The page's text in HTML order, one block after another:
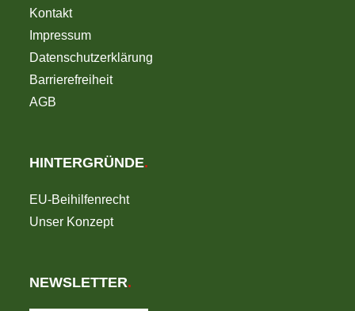
Kontakt
Impressum
Datenschutzerklärung
Barrierefreiheit
AGB
HINTERGRÜNDE.
EU-Beihilfenrecht
Unser Konzept
NEWSLETTER.